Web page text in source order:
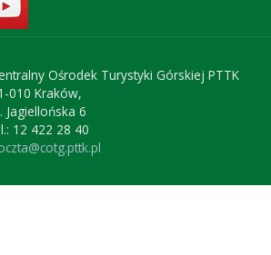
Ośrodek Turystyki Górskiej PTTK
010 Kraków,
Jagiellońska 6
12 422 28 40